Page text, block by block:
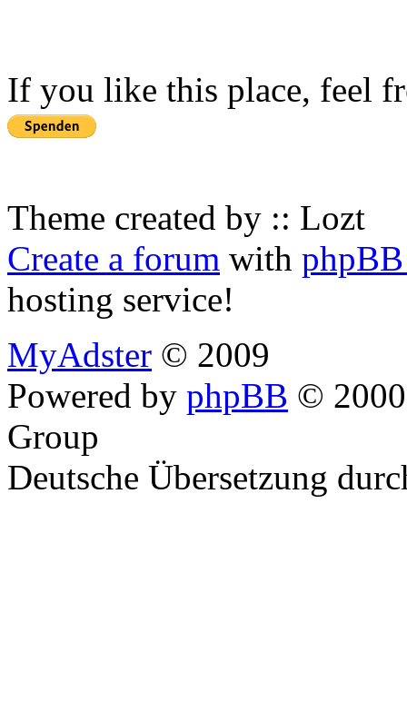
If you like this place, feel
Theme created by :: Lozt
Create a forum with
hosting service!
MyAdster © 2009
Powered by phpBB ©
Group
Deutsche Übersetzung